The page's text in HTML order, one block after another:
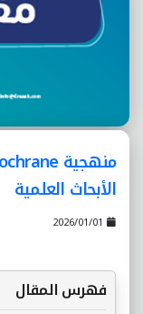
الأبحاث العلمية
فهرس المقال